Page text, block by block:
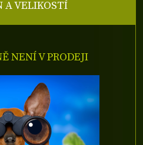
A VELIKOSTÍ
NENÍ V PRODEJI